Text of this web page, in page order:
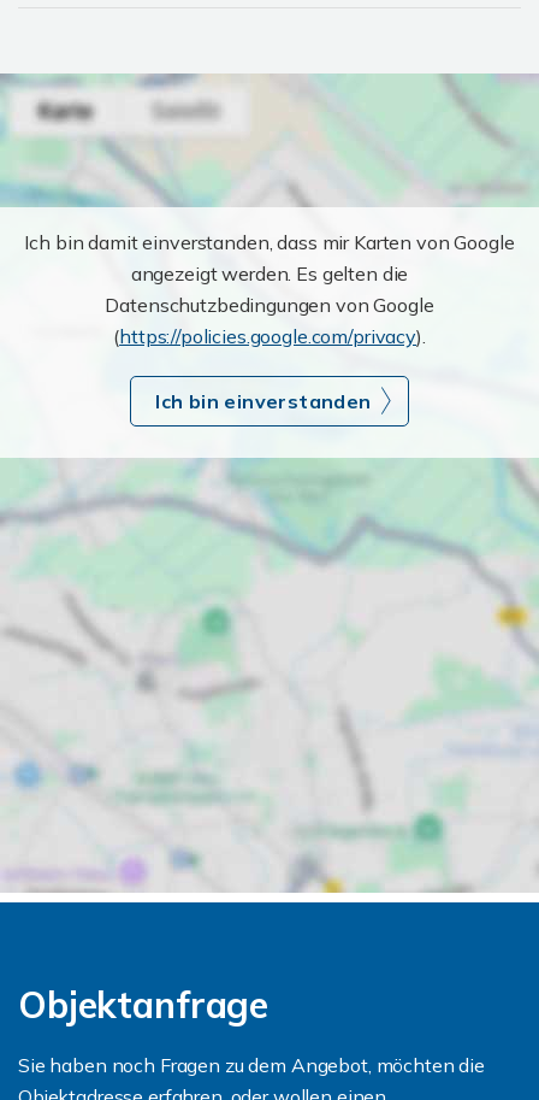
Ich bin damit einverstanden, dass mir Karten von Google
angezeigt werden. Es gelten die
Datenschutzbedingungen von Google
(https://policies.google.com/privacy).
Ich bin einverstanden
Objektanfrage
Sie haben noch Fragen zu dem Angebot, möchten die